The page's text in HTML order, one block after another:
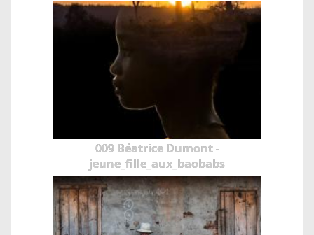
009 Béatrice Dumont -
jeune_fille_aux_baobabs